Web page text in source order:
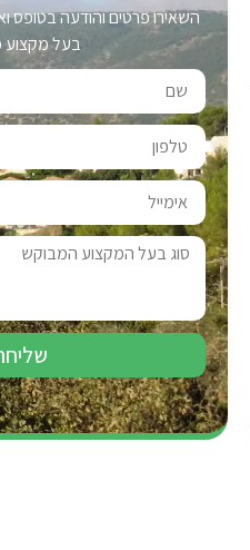
השאירו פרטים והודעה בטופס
בעל מקצוע